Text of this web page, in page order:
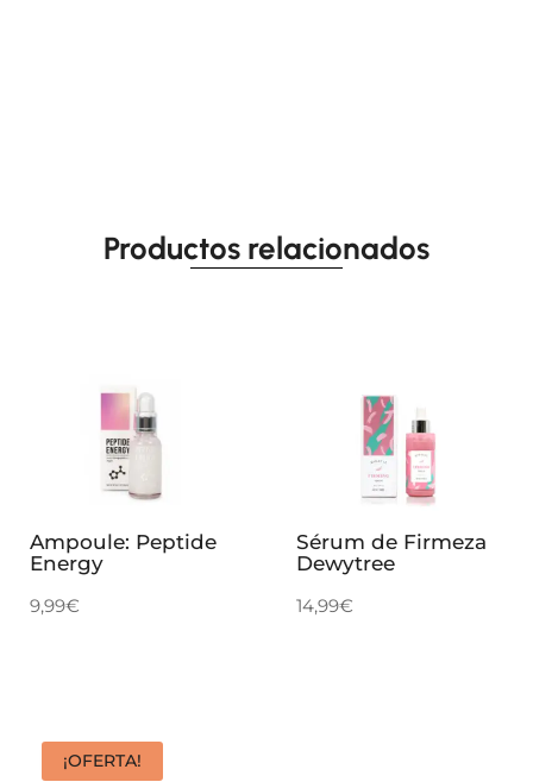
Productos relacionados
Ampoule: Peptide
Energy
9,99€
Sérum de Firmeza
Dewytree
14,99€
¡OFERTA!